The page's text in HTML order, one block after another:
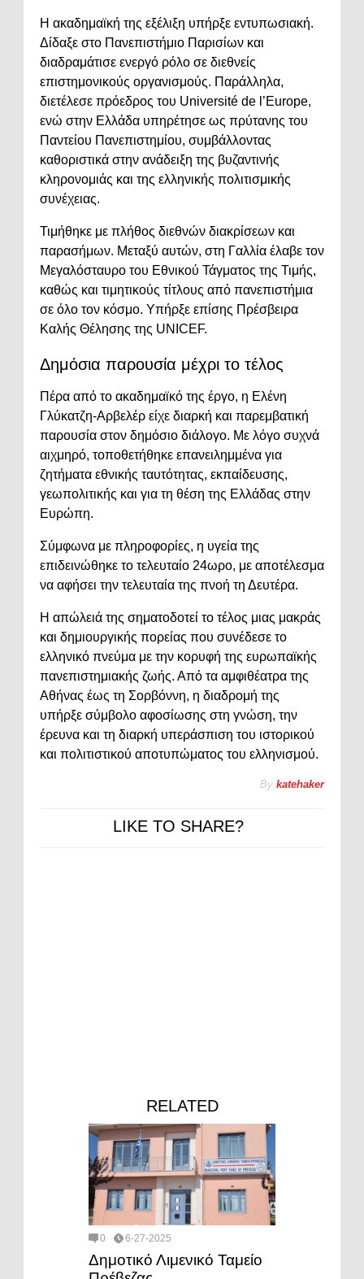
Η ακαδημαϊκή της εξέλιξη υπήρξε εντυπωσιακή.
Δίδαξε στο Πανεπιστήμιο Παρισίων και
διαδραμάτισε ενεργό ρόλο σε διεθνείς
επιστημονικούς οργανισμούς. Παράλληλα,
διετέλεσε πρόεδρος του Université de l’Europe,
ενώ στην Ελλάδα υπηρέτησε ως πρύτανης του
Παντείου Πανεπιστημίου, συμβάλλοντας
καθοριστικά στην ανάδειξη της βυζαντινής
κληρονομιάς και της ελληνικής πολιτισμικής
συνέχειας.
Τιμήθηκε με πλήθος διεθνών διακρίσεων και
παρασήμων. Μεταξύ αυτών, στη Γαλλία έλαβε τον
Μεγαλόσταυρο του Εθνικού Τάγματος της Τιμής,
καθώς και τιμητικούς τίτλους από πανεπιστήμια
σε όλο τον κόσμο. Υπήρξε επίσης Πρέσβειρα
Καλής Θέλησης της UNICEF.
Δημόσια παρουσία μέχρι το τέλος
Πέρα από το ακαδημαϊκό της έργο, η Ελένη
Γλύκατζη-Αρβελέρ είχε διαρκή και παρεμβατική
παρουσία στον δημόσιο διάλογο. Με λόγο συχνά
αιχμηρό, τοποθετήθηκε επανειλημμένα για
ζητήματα εθνικής ταυτότητας, εκπαίδευσης,
γεωπολιτικής και για τη θέση της Ελλάδας στην
Ευρώπη.
Σύμφωνα με πληροφορίες, η υγεία της
επιδεινώθηκε το τελευταίο 24ωρο, με αποτέλεσμα
να αφήσει την τελευταία της πνοή τη Δευτέρα.
Η απώλειά της σηματοδοτεί το τέλος μιας μακράς
και δημιουργικής πορείας που συνέδεσε το
ελληνικό πνεύμα με την κορυφή της ευρωπαϊκής
πανεπιστημιακής ζωής. Από τα αμφιθέατρα της
Αθήνας έως τη Σορβόννη, η διαδρομή της
υπήρξε σύμβολο αφοσίωσης στη γνώση, την
έρευνα και τη διαρκή υπεράσπιση του ιστορικού
και πολιτιστικού αποτυπώματος του ελληνισμού.
By katehaker
LIKE TO SHARE?
RELATED
0 6-27-2025
Δημοτικό Λιμενικό Ταμείο